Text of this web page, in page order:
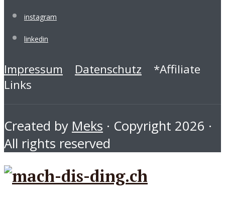
instagram
linkedin
Impressum Datenschutz *Affiliate
Links
Created by Meks · Copyright 2026 ·
All rights reserved